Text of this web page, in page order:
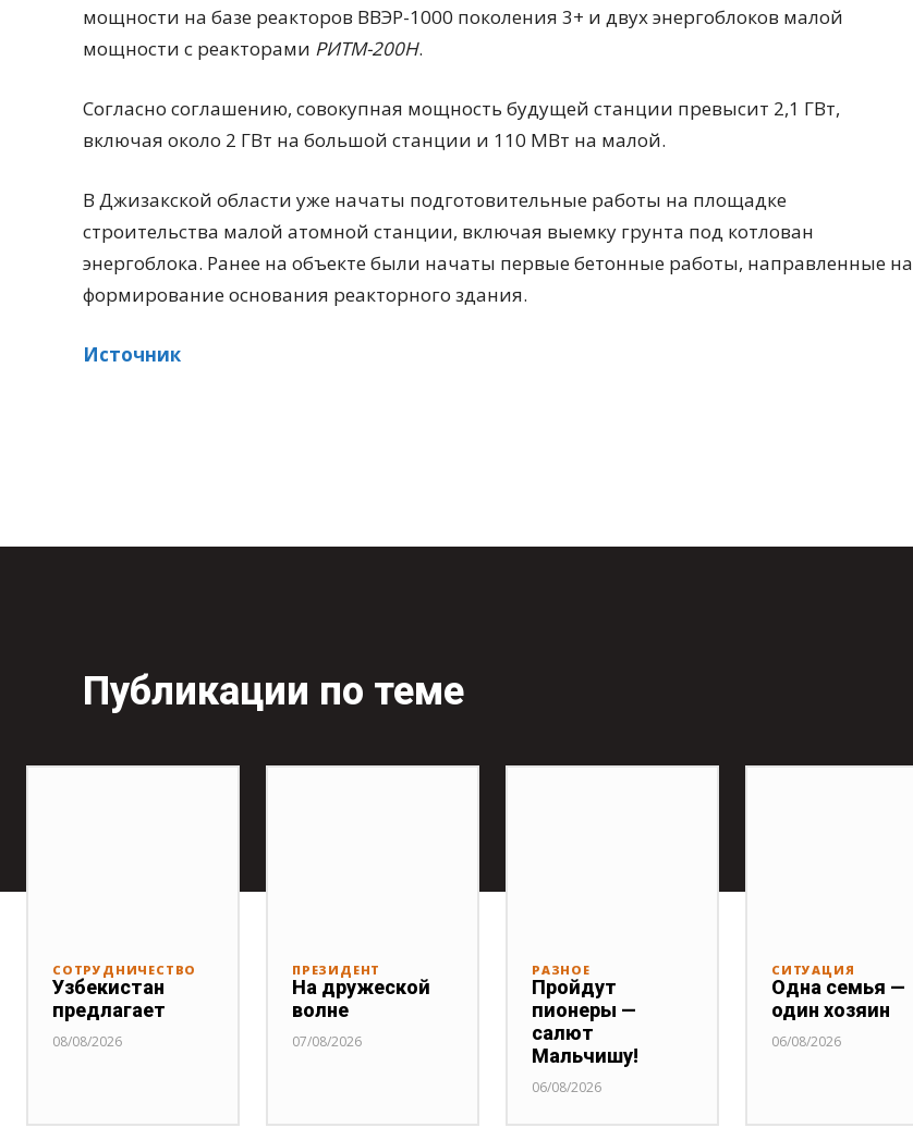
мощности на базе реакторов ВВЭР-1000 поколения 3+ и двух энергоблоков малой
мощности с реакторами РИТМ-200Н.
Согласно соглашению, совокупная мощность будущей станции превысит 2,1 ГВт,
включая около 2 ГВт на большой станции и 110 МВт на малой.
В Джизакской области уже начаты подготовительные работы на площадке
строительства малой атомной станции, включая выемку грунта под котлован
энергоблока. Ранее на объекте были начаты первые бетонные работы, направленные на
формирование основания реакторного здания.
Источник
Публикации по теме
СОТРУДНИЧЕСТВО
Узбекистан
предлагает
08/08/2026
ПРЕЗИДЕНТ
На дружеской
волне
07/08/2026
РАЗНОЕ
Пройдут
пионеры —
салют
Мальчишу!
06/08/2026
СИТУАЦИЯ
Одна семья —
один хозяин
06/08/2026